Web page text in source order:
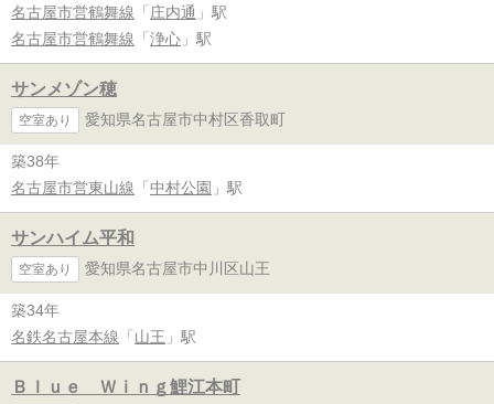
名古屋市営鶴舞線 「 庄内通 」駅
名古屋市営鶴舞線 「 浄心 」駅
サンメゾン穂
空室あり 愛知県名古屋市中村区香取町
築38年
名古屋市営東山線 「 中村公園 」駅
サンハイム平和
空室あり 愛知県名古屋市中川区山王
築34年
名鉄名古屋本線 「 山王 」駅
Ｂｌｕｅ Ｗｉｎｇ鯉江本町